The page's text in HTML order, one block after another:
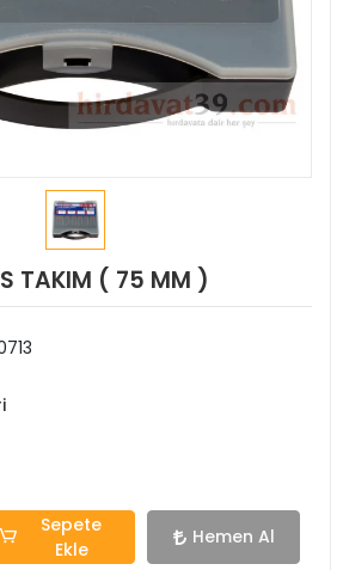
TAKIM ( 75 MM )
Sepete
Ekle
Hemen Al